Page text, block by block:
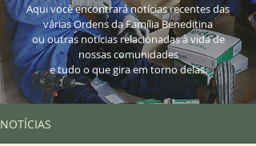
Aqui você encontrará notícias recentes das
várias Ordens da Família Beneditina
ou outras notícias relacionadas à vida de
nossas comunidades
e tudo o que gira em torno delas.
NOTÍCIAS